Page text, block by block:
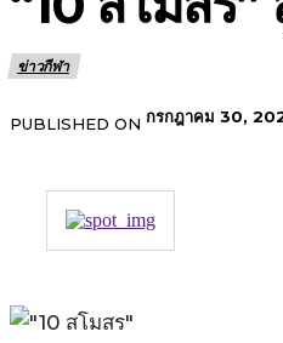
ข่าวกีฬา
PUBLISHED ON กรกฎาคม 30,